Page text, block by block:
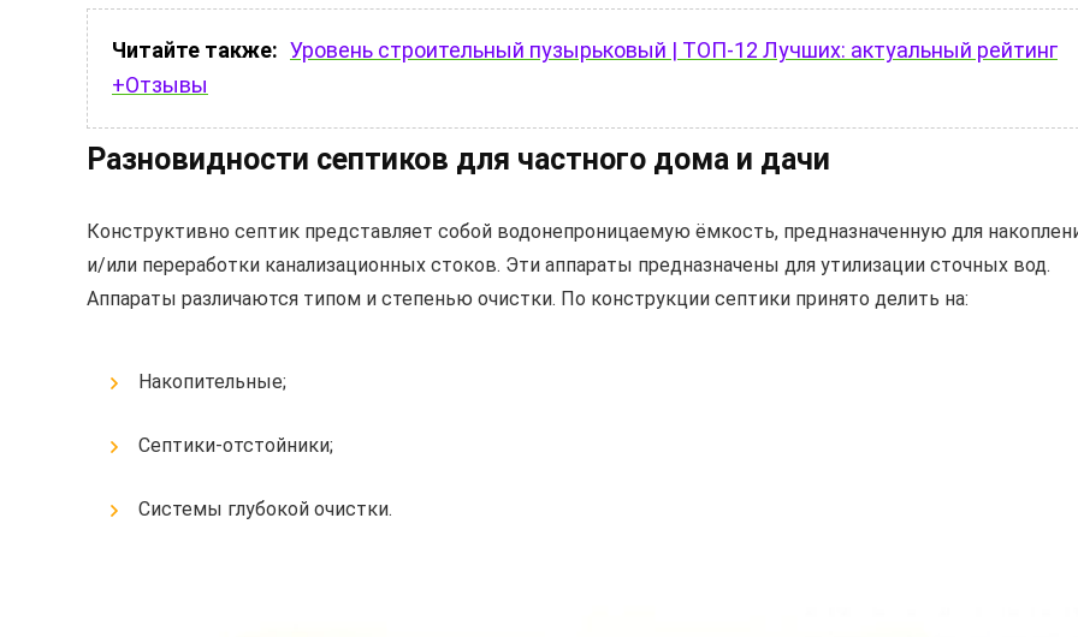
Читайте также: Уровень строительный пузырьковый | ТОП-12 Лучших: актуальный рейтинг
+Отзывы
Разновидности септиков для частного дома и дачи
Конструктивно септик представляет собой водонепроницаемую ёмкость, предназначенную для
и/или переработки канализационных стоков. Эти аппараты предназначены для утилизации сточных вод.
Аппараты различаются типом и степенью очистки. По конструкции септики принято делить на:
Накопительные;
Септики-отстойники;
Системы глубокой очистки.